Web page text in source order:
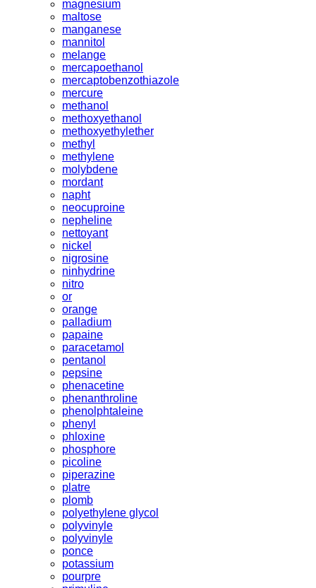
magnesium
maltose
manganese
mannitol
melange
mercapoethanol
mercaptobenzothiazole
mercure
methanol
methoxyethanol
methoxyethylether
methyl
methylene
molybdene
mordant
napht
neocuproine
nepheline
nettoyant
nickel
nigrosine
ninhydrine
nitro
or
orange
palladium
papaine
paracetamol
pentanol
pepsine
phenacetine
phenanthroline
phenolphtaleine
phenyl
phloxine
phosphore
picoline
piperazine
platre
plomb
polyethylene glycol
polyvinyle
polyvinyle
ponce
potassium
pourpre